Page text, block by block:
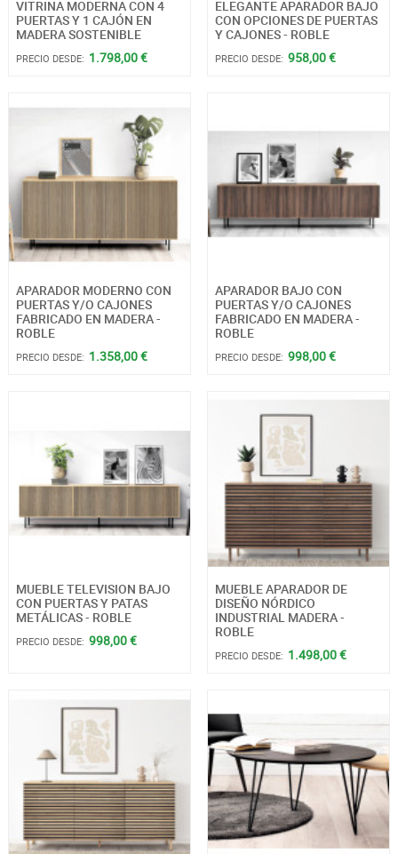
VITRINA MODERNA CON 4
PUERTAS Y 1 CAJÓN EN
MADERA SOSTENIBLE
PRECIO DESDE: 1.798,00 €
ELEGANTE APARADOR BAJO
CON OPCIONES DE PUERTAS
Y CAJONES - ROBLE
PRECIO DESDE: 958,00 €
APARADOR MODERNO CON
PUERTAS Y/O CAJONES
FABRICADO EN MADERA -
ROBLE
PRECIO DESDE: 1.358,00 €
APARADOR BAJO CON
PUERTAS Y/O CAJONES
FABRICADO EN MADERA -
ROBLE
PRECIO DESDE: 998,00 €
MUEBLE TELEVISION BAJO
CON PUERTAS Y PATAS
METÁLICAS - ROBLE
PRECIO DESDE: 998,00 €
MUEBLE APARADOR DE
DISEÑO NÓRDICO
INDUSTRIAL MADERA -
ROBLE
PRECIO DESDE: 1.498,00 €